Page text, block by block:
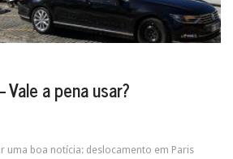
a pena usar?
uma boa notícia: deslocamento em Paris